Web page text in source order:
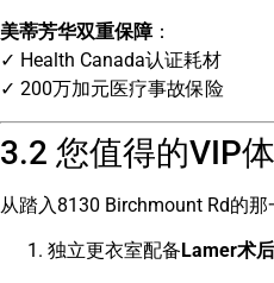
美蒂芳华双重保障：
✓ Health Canada认证耗材
✓ 200万加元医疗事故保险
3.2 您值得的VIP
从踏入8130 Birchmount Rd的那
独立更衣室配备 Lamer术